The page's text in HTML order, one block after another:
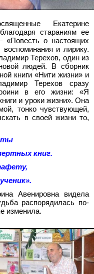
Екатерине
стараниям ее
«Повесть о настоящих
и лирику.
Терехов, один из
людей. В сборник
книги «Нити жизни» и
Терехов сразу
в его жизни: «Я
и уроки жизни». Она
тонко чувствующей,
в своей жизни то,
книг.
Авенировна видела
распорядилась по-
изменила.